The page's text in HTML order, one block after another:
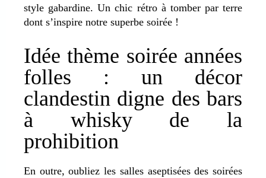
style gabardine. Un chic rétro à tomber par terre
dont s’inspire notre superbe soirée !
Idée thème soirée années
folles : un décor
clandestin digne des bars
à whisky de la
prohibition
En outre, oubliez les salles aseptisées des soirées